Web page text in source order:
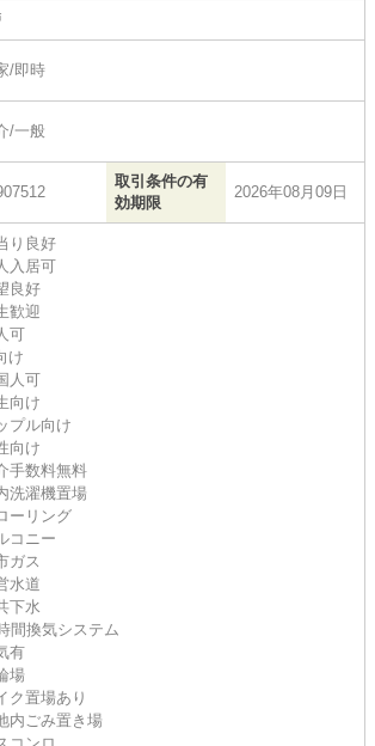
/即時
/一般
取引条件の有
効期限
2026年08月09日
り良好
入居可
良好
歓迎
可
け
人可
向け
プル向け
向け
手数料無料
洗濯機置場
ーリング
コニー
ガス
水道
下水
間換気システム
有
場
ク置場あり
内ごみ置き場